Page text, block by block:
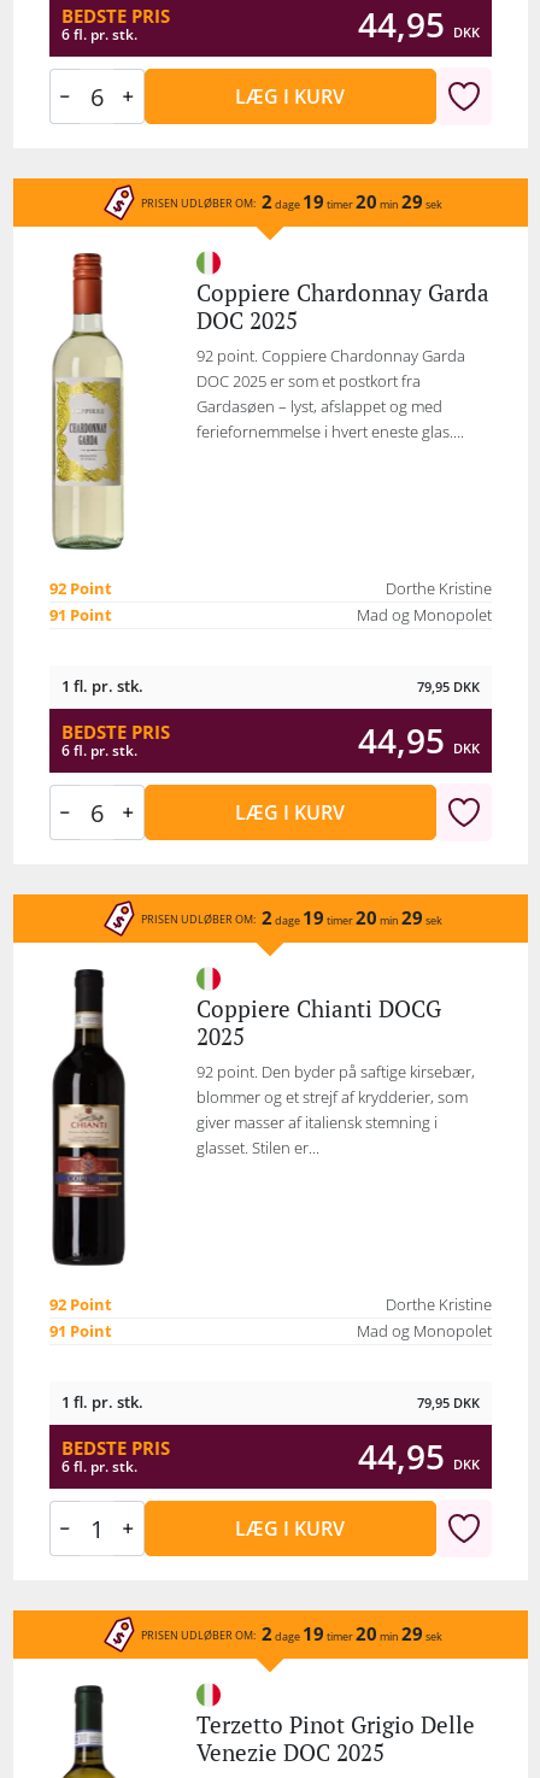
BEDSTE PRIS
6 fl. pr. stk. 44,95 DKK
LÆG I KURV
PRISEN UDLØBER OM: 2 dage 19 timer20 min 29 sek
Coppiere Chardonnay Garda
DOC 2025
92 point. Coppiere Chardonnay Garda
DOC 2025 er som et postkort fra
Gardasøen – lyst, afslappet og med
feriefornemmelse i hvert eneste glas....
92 Point
Dorthe Kristine
91 Point
Mad og Monopolet
1 fl. pr. stk. 79,95 DKK
BEDSTE PRIS
6 fl. pr. stk. 44,95 DKK
LÆG I KURV
PRISEN UDLØBER OM: 2 dage 19 timer20 min 29 sek
Coppiere Chianti DOCG
2025
92 point. Den byder på saftige kirsebær,
blommer og et strejf af krydderier, som
giver masser af italiensk stemning i
glasset. Stilen er...
92 Point
Dorthe Kristine
91 Point
Mad og Monopolet
1 fl. pr. stk. 79,95 DKK
BEDSTE PRIS
6 fl. pr. stk. 44,95 DKK
LÆG I KURV
PRISEN UDLØBER OM: 2 dage 19 timer20 min 29 sek
Terzetto Pinot Grigio Delle
Venezie DOC 2025